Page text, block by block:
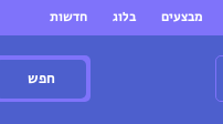
מבצעים בלוג חדשות
חפש